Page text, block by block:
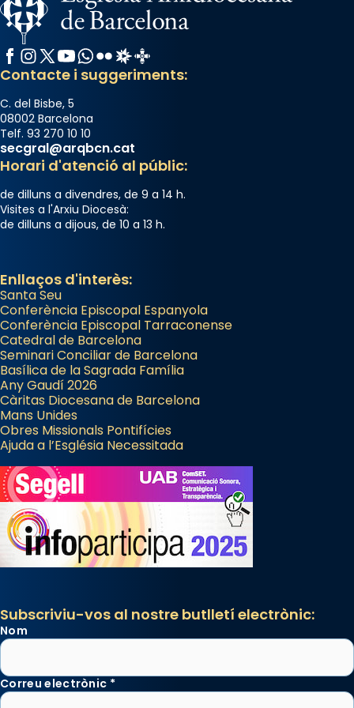
Facebook
Instagram
X / Twitter
YouTube
WhatsApp
FlickrRadio Estel
Catalunya Cristiana
Contacte i suggeriments:
C. del Bisbe, 5
08002 Barcelona
Telf. 93 270 10 10
secgral@arqbcn.cat
Horari d'atenció al públic:
de dilluns a divendres, de 9 a 14 h.
Visites a l'Arxiu Diocesà:
de dilluns a dijous, de 10 a 13 h.
Enllaços d'interès:
Santa Seu
Conferència Episcopal Espanyola
Conferència Episcopal Tarraconense
Catedral de Barcelona
Seminari Conciliar de Barcelona
Basílica de la Sagrada Família
Any Gaudí 2026
Càritas Diocesana de Barcelona
Mans Unides
Obres Missionals Pontifícies
Ajuda a l’Església Necessitada
Subscriviu-vos al nostre butlletí electrònic:
Nom
Correu electrònic *